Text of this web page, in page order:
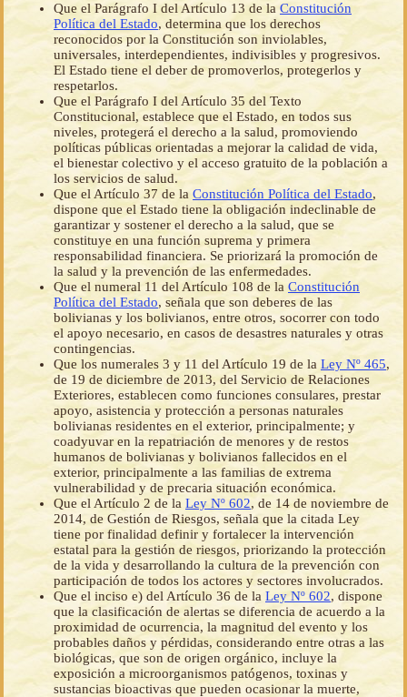
Que el Parágrafo I del Artículo 13 de la Constitución
Política del Estado, determina que los derechos
reconocidos por la Constitución son inviolables,
universales, interdependientes, indivisibles y progresivos.
El Estado tiene el deber de promoverlos, protegerlos y
respetarlos.
Que el Parágrafo I del Artículo 35 del Texto
Constitucional, establece que el Estado, en todos sus
niveles, protegerá el derecho a la salud, promoviendo
políticas públicas orientadas a mejorar la calidad de vida,
el bienestar colectivo y el acceso gratuito de la población a
los servicios de salud.
Que el Artículo 37 de la Constitución Política del Estado,
dispone que el Estado tiene la obligación indeclinable de
garantizar y sostener el derecho a la salud, que se
constituye en una función suprema y primera
responsabilidad financiera. Se priorizará la promoción de
la salud y la prevención de las enfermedades.
Que el numeral 11 del Artículo 108 de la Constitución
Política del Estado, señala que son deberes de las
bolivianas y los bolivianos, entre otros, socorrer con todo
el apoyo necesario, en casos de desastres naturales y otras
contingencias.
Que los numerales 3 y 11 del Artículo 19 de la Ley Nº 465,
de 19 de diciembre de 2013, del Servicio de Relaciones
Exteriores, establecen como funciones consulares, prestar
apoyo, asistencia y protección a personas naturales
bolivianas residentes en el exterior, principalmente; y
coadyuvar en la repatriación de menores y de restos
humanos de bolivianas y bolivianos fallecidos en el
exterior, principalmente a las familias de extrema
vulnerabilidad y de precaria situación económica.
Que el Artículo 2 de la Ley Nº 602, de 14 de noviembre de
2014, de Gestión de Riesgos, señala que la citada Ley
tiene por finalidad definir y fortalecer la intervención
estatal para la gestión de riesgos, priorizando la protección
de la vida y desarrollando la cultura de la prevención con
participación de todos los actores y sectores involucrados.
Que el inciso e) del Artículo 36 de la Ley Nº 602, dispone
que la clasificación de alertas se diferencia de acuerdo a la
proximidad de ocurrencia, la magnitud del evento y los
probables daños y pérdidas, considerando entre otras a las
biológicas, que son de origen orgánico, incluye la
exposición a microorganismos patógenos, toxinas y
sustancias bioactivas que pueden ocasionar la muerte,